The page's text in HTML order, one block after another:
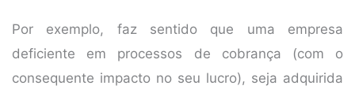
Por exemplo, faz sentido que uma empresa
deficiente em processos de cobrança (com o
consequente impacto no seu lucro), seja adquirida